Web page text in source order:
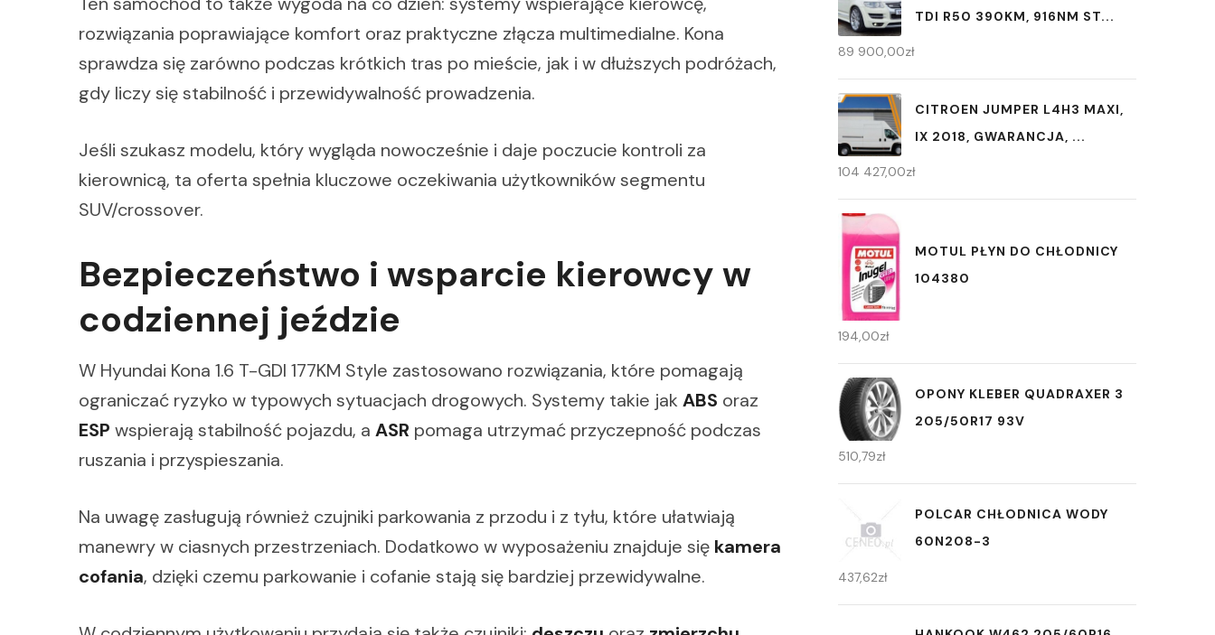
rozwiązania poprawiające komfort oraz praktyczne złącza multimedialne. Kona
sprawdza się zarówno podczas krótkich tras po mieście, jak i w dłuższych podróżach,
gdy liczy się stabilność i przewidywalność prowadzenia.
Jeśli szukasz modelu, który wygląda nowocześnie i daje poczucie kontroli za
kierownicą, ta oferta spełnia kluczowe oczekiwania użytkowników segmentu
SUV/crossover.
Bezpieczeństwo i wsparcie kierowcy w
codziennej jeździe
W Hyundai Kona 1.6 T-GDI 177KM Style zastosowano rozwiązania, które pomagają
ograniczać ryzyko w typowych sytuacjach drogowych. Systemy takie jakABS oraz
ESP wspierają stabilność pojazdu, a ASR pomaga utrzymać przyczepność podczas
ruszania i przyspieszania.
Na uwagę zasługują również czujniki parkowania z przodu i z tyłu, które ułatwiają
manewry w ciasnych przestrzeniach. Dodatkowo w wyposażeniu znajduje się kamera
cofania, dzięki czemu parkowanie i cofanie stają się bardziej przewidywalne.
TDI R50 390KM, 916NM ST...
89 900,00zł
CITROEN JUMPER L4H3 MAXI,
IX 2018, GWARANCJA, ...
104 427,00zł
MOTUL PŁYN DO CHŁODNICY
104380
194,00zł
OPONY KLEBER QUADRAXER 3
205/50R17 93V
510,79zł
POLCAR CHŁODNICA WODY
60N208-3
437,62zł